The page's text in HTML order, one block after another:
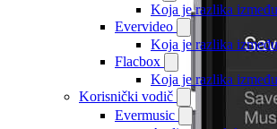
Koja je razlika
Evervideo
Koja je razlika
Flacbox
Koja je razlika
Korisnički vodič
Evermusic